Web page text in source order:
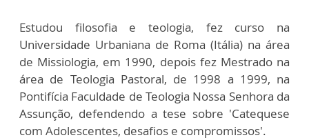
Estudou filosofia e teologia, fez curso na
Universidade Urbaniana de Roma (Itália) na área
de Missiologia, em 1990, depois fez Mestrado na
área de Teologia Pastoral, de 1998 a 1999, na
Pontifícia Faculdade de Teologia Nossa Senhora da
Assunção, defendendo a tese sobre 'Catequese
com Adolescentes, desafios e compromissos'.